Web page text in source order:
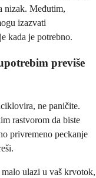
nizak. Međutim,
izazvati
kada je potrebno.
previše
ne paničite.
rastvorom da biste
privremeno peckanje
ulazi u vaš krvotok,